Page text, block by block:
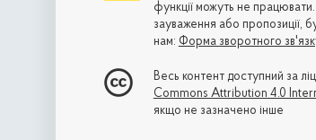
функції можуть не
зауваження або пропозиції,
нам: Форма зворотного
Весь контент доступний за
Commons Attribution 4.0
якщо не зазначено інше